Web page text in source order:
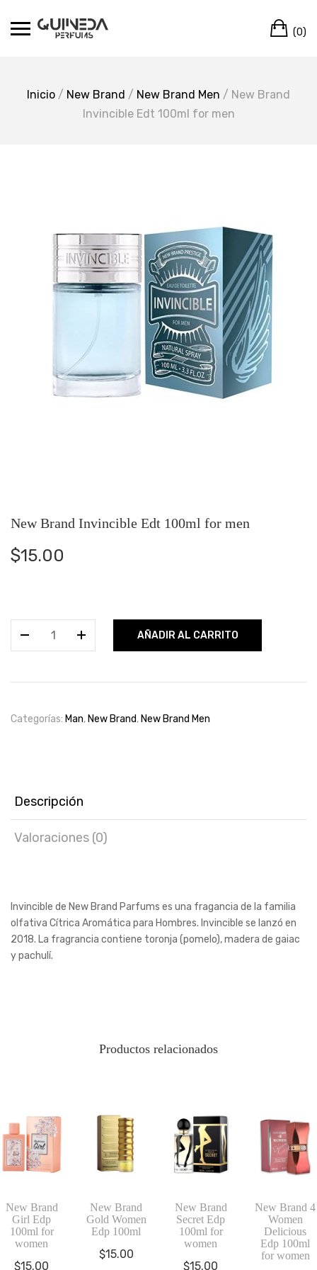
(0)
Inicio / New Brand / New Brand Men / New Brand
Invincible Edt 100ml for men
New Brand Invincible Edt 100ml for men
$15.00
men
AÑADIR AL CARRITO
Categorías: Man, New Brand, New Brand Men
Descripción
Valoraciones (0)
Invincible de New Brand Parfums es una fragancia de la familia
olfativa Cítrica Aromática para Hombres. Invincible se lanzó en
2018. La fragrancia contiene toronja (pomelo), madera de gaiac
y pachulí.
Productos relacionados
New Brand
Girl Edp
100ml for
women
$15.00
New Brand
Gold Women
Edp 100ml
$15.00
New Brand
Secret Edp
100ml for
women
$15.00
New Brand 4
Women
Delicious
Edp 100ml
for women